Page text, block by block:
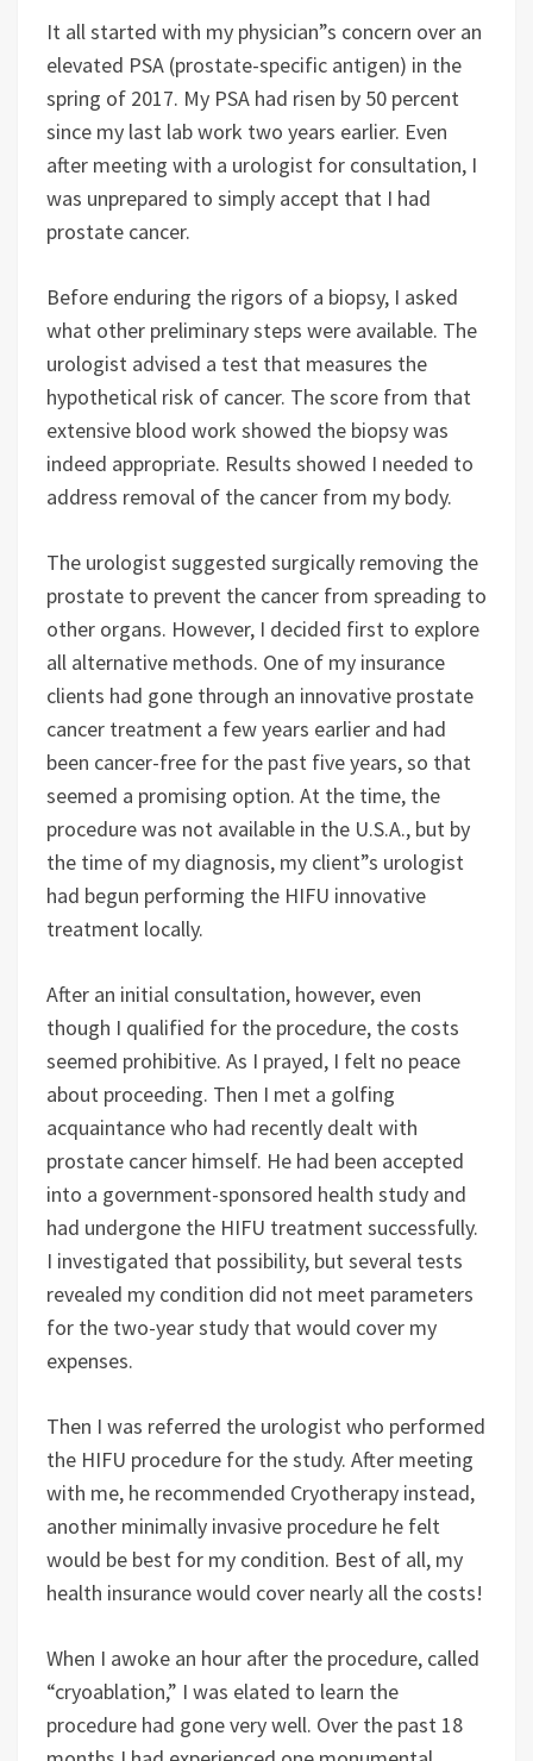
It all started with my physician”s concern over an
elevated PSA (prostate-specific antigen) in the
spring of 2017. My PSA had risen by 50 percent
since my last lab work two years earlier. Even
after meeting with a urologist for consultation, I
was unprepared to simply accept that I had
prostate cancer.
Before enduring the rigors of a biopsy, I asked
what other preliminary steps were available. The
urologist advised a test that measures the
hypothetical risk of cancer. The score from that
extensive blood work showed the biopsy was
indeed appropriate. Results showed I needed to
address removal of the cancer from my body.
The urologist suggested surgically removing the
prostate to prevent the cancer from spreading to
other organs. However, I decided first to explore
all alternative methods. One of my insurance
clients had gone through an innovative prostate
cancer treatment a few years earlier and had
been cancer-free for the past five years, so that
seemed a promising option. At the time, the
procedure was not available in the U.S.A., but by
the time of my diagnosis, my client”s urologist
had begun performing the HIFU innovative
treatment locally.
After an initial consultation, however, even
though I qualified for the procedure, the costs
seemed prohibitive. As I prayed, I felt no peace
about proceeding. Then I met a golfing
acquaintance who had recently dealt with
prostate cancer himself. He had been accepted
into a government-sponsored health study and
had undergone the HIFU treatment successfully.
I investigated that possibility, but several tests
revealed my condition did not meet parameters
for the two-year study that would cover my
expenses.
Then I was referred the urologist who performed
the HIFU procedure for the study. After meeting
with me, he recommended Cryotherapy instead,
another minimally invasive procedure he felt
would be best for my condition. Best of all, my
health insurance would cover nearly all the costs!
When I awoke an hour after the procedure, called
“cryoablation,” I was elated to learn the
procedure had gone very well. Over the past 18